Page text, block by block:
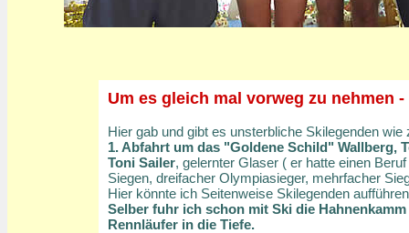
Um es gleich mal vorweg zu nehmen
Hier gab und gibt es unsterbliche Skilegenden wie
1. Abfahrt um das "Goldene Schild" Wallberg,
Toni Sailer, gelernter Glaser ( er hatte einen
Siegen, dreifacher Olympiasieger, mehrfacher
Hier könnte ich Seitenweise Skilegenden
Selber fuhr ich schon mit Ski die
Rennläufer in die Tiefe.